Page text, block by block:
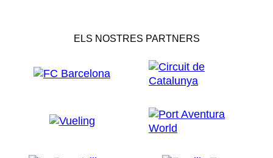
ELS NOSTRES PARTNERS